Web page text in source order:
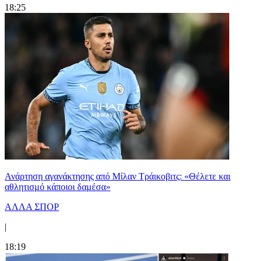
18:25
Ανάρτηση αγανάκτησης από Μίλαν Τράικοβιτς: «Θέλετε και
αθλητισμό κάποιοι δαμέσα»
ΑΛΛΑ ΣΠΟΡ
|
18:19